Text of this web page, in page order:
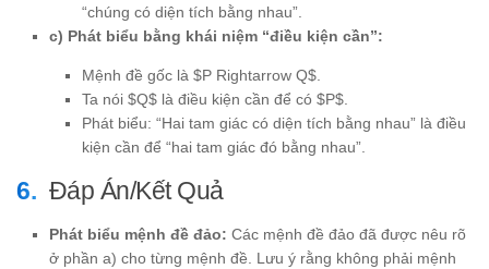
“chúng có diện tích bằng nhau”.
c) Phát biểu bằng khái niệm “điều kiện cần”:
Mệnh đề gốc là $P Rightarrow Q$.
Ta nói $Q$ là điều kiện cần để có $P$.
Phát biểu: “Hai tam giác có diện tích bằng nhau” là điều
kiện cần để “hai tam giác đó bằng nhau”.
Đáp Án/Kết Quả
Phát biểu mệnh đề đảo: Các mệnh đề đảo đã được nêu rõ
ở phần a) cho từng mệnh đề. Lưu ý rằng không phải mệnh